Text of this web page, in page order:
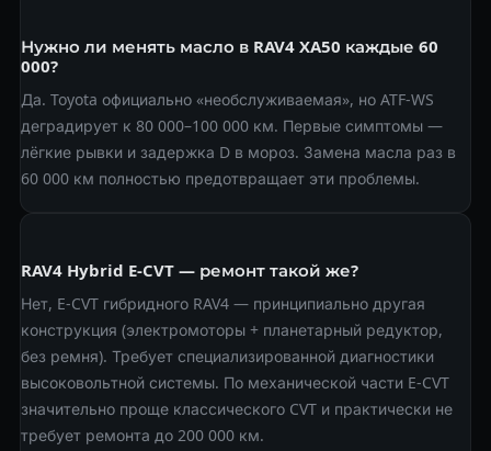
Нужно ли менять масло в RAV4 XA50 каждые 60
000?
Да. Toyota официально «необслуживаемая», но ATF-WS
деградирует к 80 000–100 000 км. Первые симптомы —
лёгкие рывки и задержка D в мороз. Замена масла раз в
60 000 км полностью предотвращает эти проблемы.
RAV4 Hybrid E-CVT — ремонт такой же?
Нет, E-CVT гибридного RAV4 — принципиально другая
конструкция (электромоторы + планетарный редуктор,
без ремня). Требует специализированной диагностики
высоковольтной системы. По механической части E-CVT
значительно проще классического CVT и практически не
требует ремонта до 200 000 км.